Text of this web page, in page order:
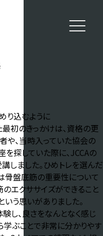
り込むように
初のきっかけは、資格の更
や、当時入っていた協会の
探していた際に、JCCAの
しました。ひめトレを選んだ
骨盤底筋の重要性について
エクササイズができること
いう思いがありました。
し、良さをなんとなく感じ
学ぶことで非常に分かりやす